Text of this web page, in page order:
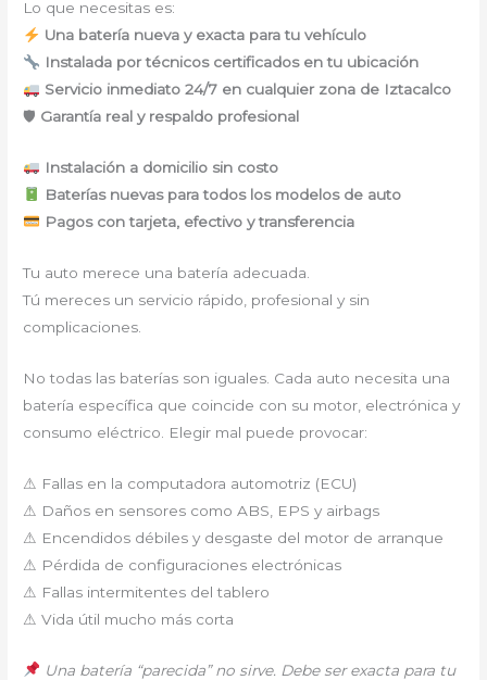
Lo que necesitas es:
Una batería nueva y exacta para tu vehículo
Instalada por técnicos certificados en tu ubicación
Servicio inmediato 24/7 en cualquier zona de Iztacalco
🛡 Garantía real y respaldo profesional
Instalación a domicilio sin costo
Baterías nuevas para todos los modelos de auto
Pagos con tarjeta, efectivo y transferencia
Tu auto merece una batería adecuada.
Tú mereces un servicio rápido, profesional y sin
complicaciones.
No todas las baterías son iguales. Cada auto necesita una
batería específica que coincide con su motor, electrónica y
consumo eléctrico. Elegir mal puede provocar:
⚠ Fallas en la computadora automotriz (ECU)
⚠ Daños en sensores como ABS, EPS y airbags
⚠ Encendidos débiles y desgaste del motor de arranque
⚠ Pérdida de configuraciones electrónicas
⚠ Fallas intermitentes del tablero
⚠ Vida útil mucho más corta
Una batería “parecida” no sirve. Debe ser exacta para tu